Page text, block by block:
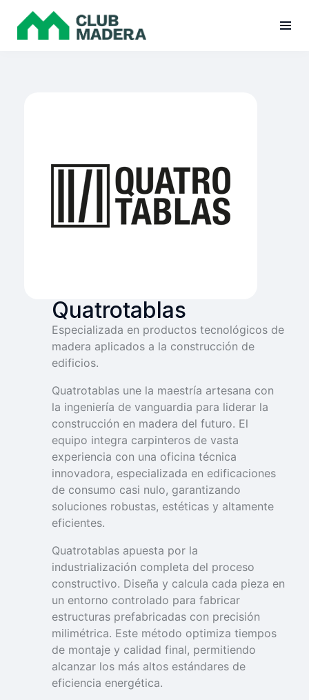
Quatrotablas
Especializada en productos tecnológicos de
madera aplicados a la construcción de
edificios.
Quatrotablas une la maestría artesana con
la ingeniería de vanguardia para liderar la
construcción en madera del futuro. El
equipo integra carpinteros de vasta
experiencia con una oficina técnica
innovadora, especializada en edificaciones
de consumo casi nulo, garantizando
soluciones robustas, estéticas y altamente
eficientes.
Quatrotablas apuesta por la
industrialización completa del proceso
constructivo. Diseña y calcula cada pieza en
un entorno controlado para fabricar
estructuras prefabricadas con precisión
milimétrica. Este método optimiza tiempos
de montaje y calidad final, permitiendo
alcanzar los más altos estándares de
eficiencia energética.